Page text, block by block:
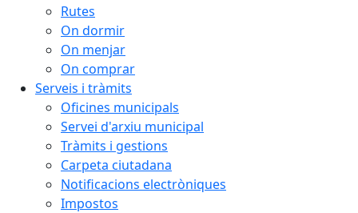
Rutes
On dormir
On menjar
On comprar
Serveis i tràmits
Oficines municipals
Servei d'arxiu municipal
Tràmits i gestions
Carpeta ciutadana
Notificacions electròniques
Impostos